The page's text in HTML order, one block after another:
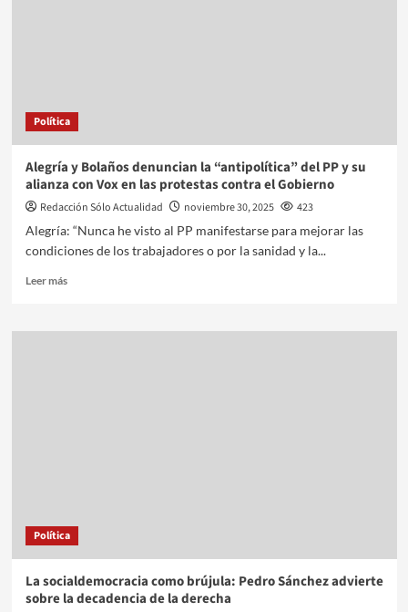
Política
Alegría y Bolaños denuncian la “antipolítica” del PP y su
alianza con Vox en las protestas contra el Gobierno
Redacción Sólo Actualidad noviembre 30, 2025
423
Alegría: “Nunca he visto al PP manifestarse para mejorar las
condiciones de los trabajadores o por la sanidad y la...
Leer más
Política
La socialdemocracia como brújula: Pedro Sánchez advierte
sobre la decadencia de la derecha